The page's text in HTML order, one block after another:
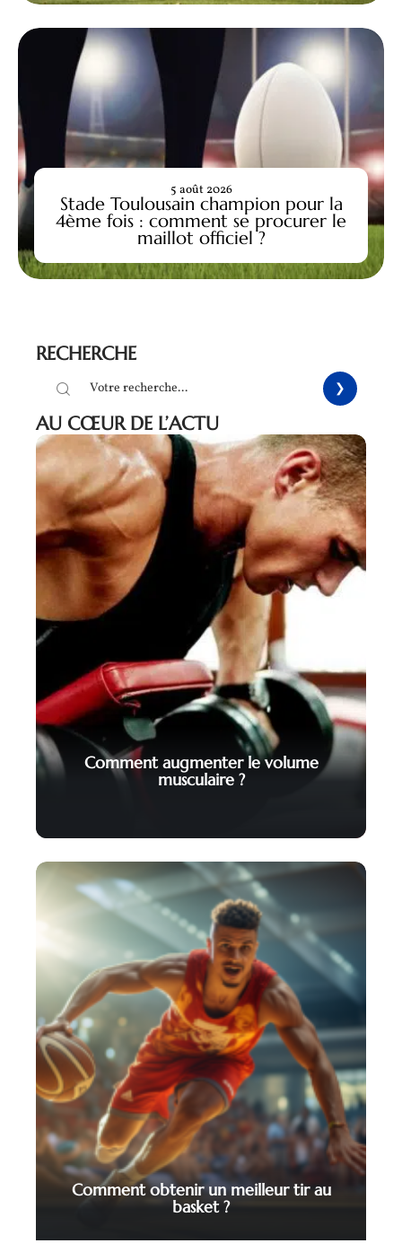
Stade Toulousain champion pour la
4ème fois : comment se procurer le
maillot officiel ?
5 août 2026
RECHERCHE
AU CŒUR DE L’ACTU
Comment augmenter le volume
musculaire ?
Comment obtenir un meilleur tir au
basket ?